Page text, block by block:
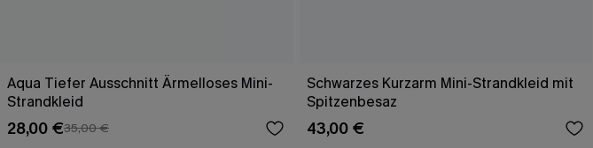
Aqua Tiefer Ausschnitt Ärmelloses Mini-
Strandkleid
28,00 €35,00 €
Schwarzes Kurzarm Mini-Strandkleid mit
Spitzenbesaz
43,00 €